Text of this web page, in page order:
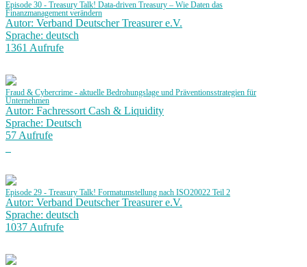
Episode 30 - Treasury Talk! Data-driven Treasury – Wie Daten das
Finanzmanagement verändern
Autor: Verband Deutscher Treasurer e.V.
Sprache: deutsch
1361 Aufrufe
Fraud & Cybercrime - aktuelle Bedrohungslage und Präventionsstrategien für
Unternehmen
Autor: Fachressort Cash & Liquidity
Sprache: Deutsch
57 Aufrufe
Episode 29 - Treasury Talk! Formatumstellung nach ISO20022 Teil 2
Autor: Verband Deutscher Treasurer e.V.
Sprache: deutsch
1037 Aufrufe